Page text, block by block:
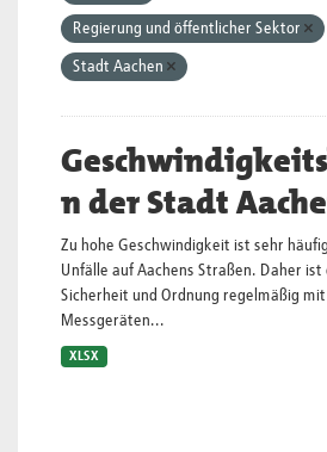
Regierung und öffentlicher Sektor
Stadt Aachen
n der Stadt
Zu hohe Geschwindigkeit ist sehr
Unfälle auf Aachens Straßen. Daher ist
Sicherheit und Ordnung regelmäßig
Messgeräten...
XLSX